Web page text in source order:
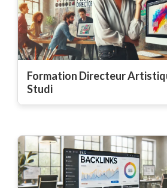
Formation Directeur
Studi